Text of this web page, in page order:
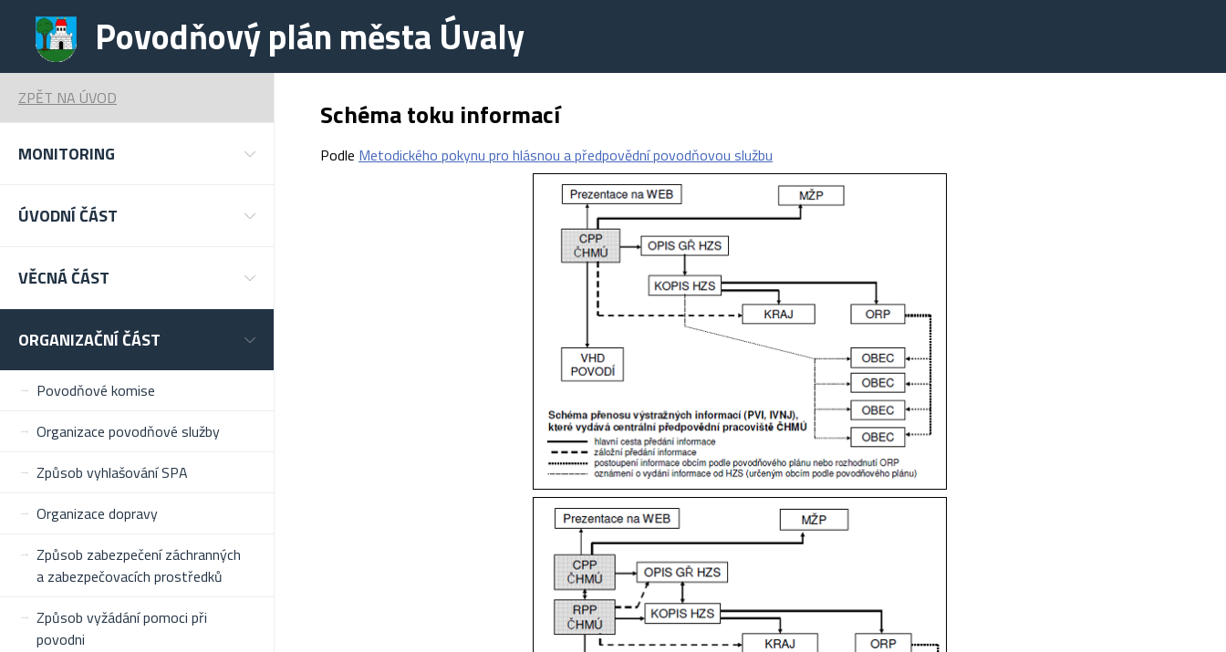
Povodňový plán města Úvaly
ZPĚT NA ÚVOD
MONITORING
ÚVODNÍ ČÁST
VĚCNÁ ČÁST
ORGANIZAČNÍ ČÁST
Povodňové komise
Organizace povodňové služby
Způsob vyhlašování SPA
Organizace dopravy
Způsob zabezpečení záchranných
a zabezpečovacích prostředků
Způsob vyžádání pomoci při
povodni
Schéma toku informací
Podle Metodického pokynu pro hlásnou a předpovědní povodňovou službu